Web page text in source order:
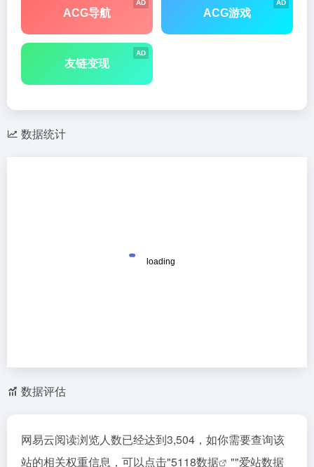
AD
ACG导航
AD
ACG游戏
AD
友链变现
数据统计
数据评估
网易云阅读浏览人数已经达到3,504，如你需要查询该
站的相关权重信息，可以点击"5118数据 ""爱站数据